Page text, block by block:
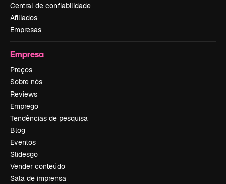
Central de confiabilidade
Afiliados
Empresas
Empresa
Preços
Sobre nós
Reviews
Emprego
Tendências de pesquisa
Blog
Eventos
Slidesgo
Vender conteúdo
Sala de imprensa